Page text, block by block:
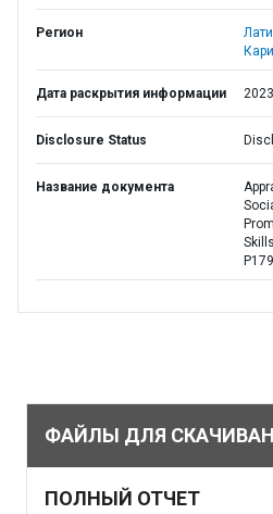
Регион
Дата раскрытия информации
Disclosure Status
Название документа
ФАЙЛЫ ДЛЯ
ПОЛНЫЙ ОТЧЕТ